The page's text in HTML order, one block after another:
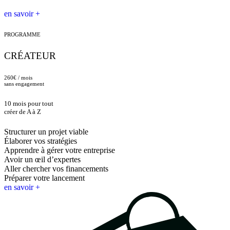
en savoir +
PROGRAMME
CRÉATEUR
260€ / mois
sans engagement
10 mois pour tout
créer de A à Z
Structurer un projet viable
Élaborer vos stratégies
Apprendre à gérer votre entreprise
Avoir un œil d’expertes
Aller chercher vos financements
Préparer votre lancement
en savoir +